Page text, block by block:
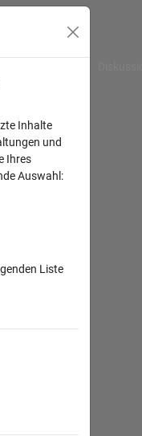
Inhalte
und
Ihres
Auswahl:
Liste